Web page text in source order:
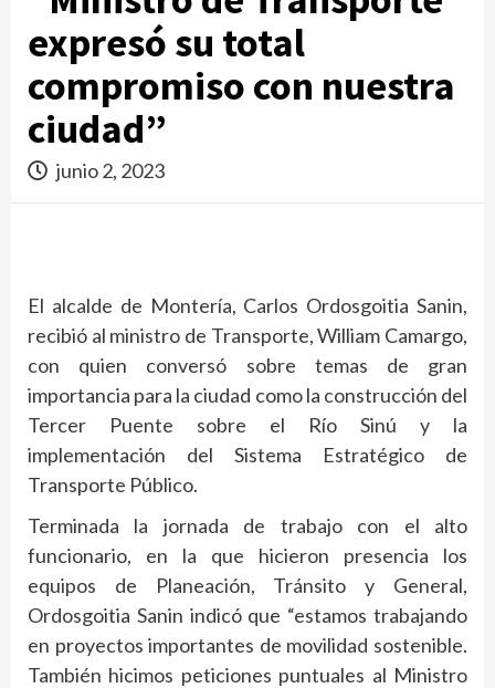
expresó su total
compromiso con nuestra
ciudad”
junio 2, 2023
El alcalde de Montería, Carlos Ordosgoitia Sanin,
recibió al ministro de Transporte, William Camargo,
con quien conversó sobre temas de gran
importancia para la ciudad como la construcción del
Tercer Puente sobre el Río Sinú y la
implementación del Sistema Estratégico de
Transporte Público.
Terminada la jornada de trabajo con el alto
funcionario, en la que hicieron presencia los
equipos de Planeación, Tránsito y General,
Ordosgoitia Sanin indicó que “estamos trabajando
en proyectos importantes de movilidad sostenible.
También hicimos peticiones puntuales al Ministro